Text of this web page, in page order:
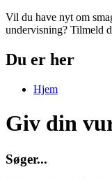
Vil du have nyt om
undervisning? Tilmeld
Du er her
Hjem
Giv din
Søger...